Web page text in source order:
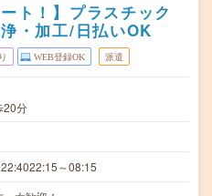
ト！】プラスチック
・加工/日払いOK
WEB登録OK 派遣
20分
～08:15